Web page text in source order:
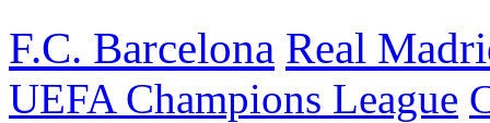
F.C. Barcelona Real
UEFA Champions League